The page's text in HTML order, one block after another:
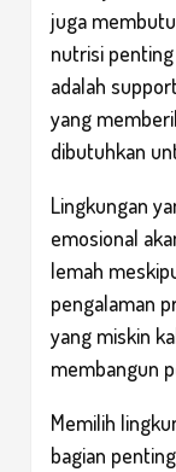
juga
nutrisi penting
adalah
yang
dibutuhkan
Lingkungan
emosional
lemah
pengalaman
yang miskin
membangun
Memilih
bagian